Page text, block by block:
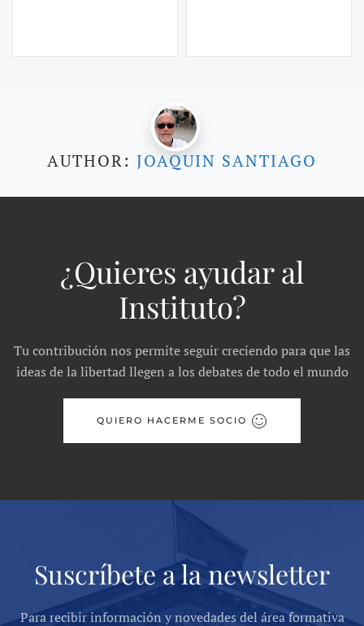
AUTHOR: JOAQUIN SANTIAGO
¿Quieres ayudar al
Instituto?
Tu contribución nos permite seguir creciendo para que las
ideas de la libertad llegen a los debates de todo el mundo
QUIERO HACERME SOCIO
Suscríbete a la newsletter
Para recibir información y novedades del área formativa